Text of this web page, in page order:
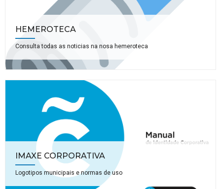
HEMEROTECA
Consulta todas as noticias na nosa hemeroteca
IMAXE CORPORATIVA
Logotipos municipais e normas de uso